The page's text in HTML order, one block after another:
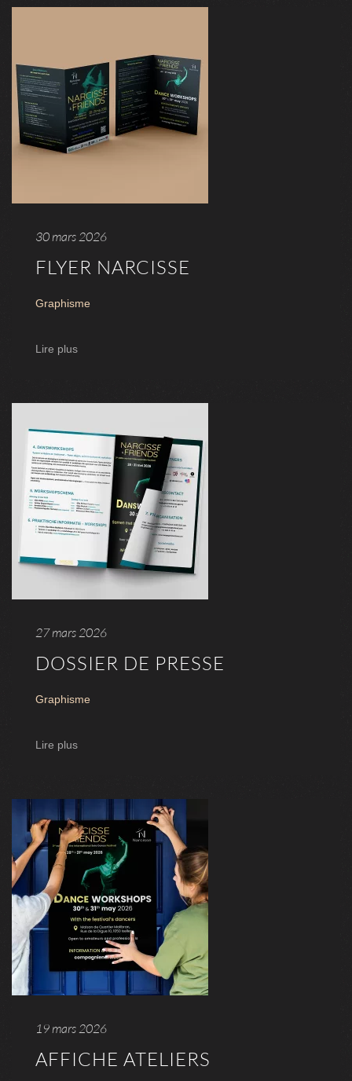
30 mars 2026
FLYER NARCISSE
Graphisme
Lire plus
27 mars 2026
DOSSIER DE PRESSE
Graphisme
Lire plus
19 mars 2026
AFFICHE ATELIERS